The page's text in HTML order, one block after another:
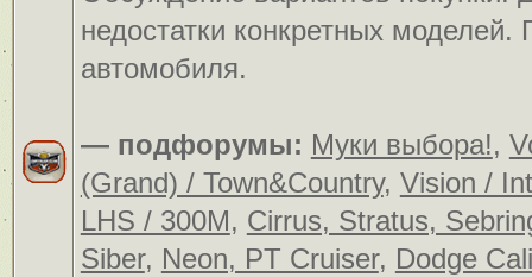
недостатки конкретных
автомобиля.
— подфорумы: Муки выбора!,
(Grand) / Town&Country, Vision /
LHS / 300M, Cirrus, Stratus,
Siber, Neon, PT Cruiser, Dodge